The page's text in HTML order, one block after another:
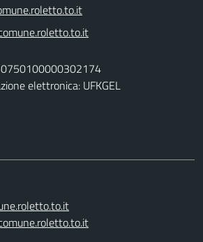
elettronica: UFKGEL